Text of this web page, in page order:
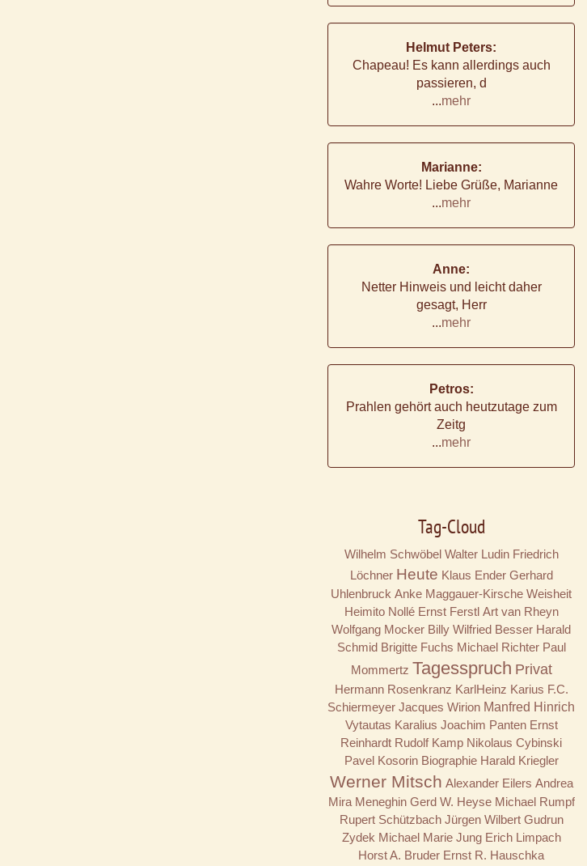
Helmut Peters:
Chapeau! Es kann allerdings auch
passieren, d
...mehr
Marianne:
Wahre Worte! Liebe Grüße, Marianne
...mehr
Anne:
Netter Hinweis und leicht daher
gesagt, Herr
...mehr
Petros:
Prahlen gehört auch heutzutage zum
Zeitg
...mehr
Tag-Cloud
Wilhelm Schwöbel Walter Ludin Friedrich
Löchner Heute Klaus Ender Gerhard
Uhlenbruck Anke Maggauer-Kirsche Weisheit
Heimito Nollé Ernst Ferstl Art van Rheyn
Wolfgang Mocker Billy Wilfried Besser Harald
Schmid Brigitte Fuchs Michael Richter Paul
Mommertz Tagesspruch Privat
Hermann Rosenkranz KarlHeinz Karius F.C.
Schiermeyer Jacques Wirion Manfred Hinrich
Vytautas Karalius Joachim Panten Ernst
Reinhardt Rudolf Kamp Nikolaus Cybinski
Pavel Kosorin Biographie Harald Kriegler
Werner Mitsch Alexander Eilers Andrea
Mira Meneghin Gerd W. Heyse Michael Rumpf
Rupert Schützbach Jürgen Wilbert Gudrun
Zydek Michael Marie Jung Erich Limpach
Horst A. Bruder Ernst R. Hauschka